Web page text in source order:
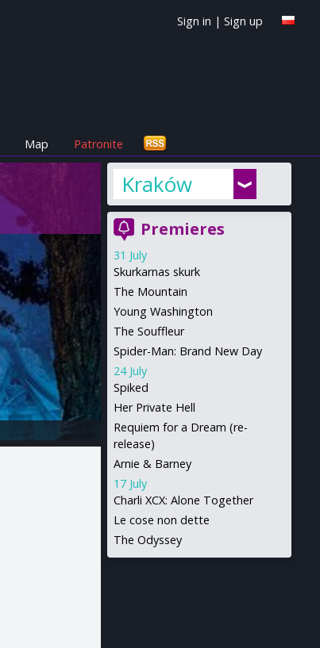
Sign in | Sign up
Map Patronite
Kraków
Premieres
31 July
Skurkarnas skurk
The Mountain
Young Washington
The Souffleur
Spider-Man: Brand New Day
24 July
Spiked
Her Private Hell
Requiem for a Dream (re-
release)
Arnie & Barney
17 July
Charli XCX: Alone Together
Le cose non dette
The Odyssey